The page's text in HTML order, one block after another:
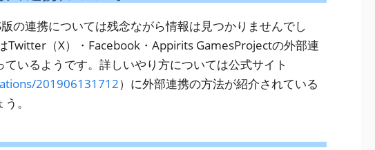
の連携については残念ながら情報は見つかりませんでし
Twitter（X）・Facebook・Appirits GamesProjectの外部連
いるようです。詳しいやり方については公式サイト
201906131712）に外部連携の方法が紹介されている
。